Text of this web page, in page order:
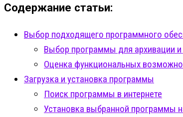
Содержание статьи:
Выбор подходящего программного
Выбор программы для архивации и
Оценка функциональных
Загрузка и установка программы
Поиск программы в интернете
Установка выбранной программы